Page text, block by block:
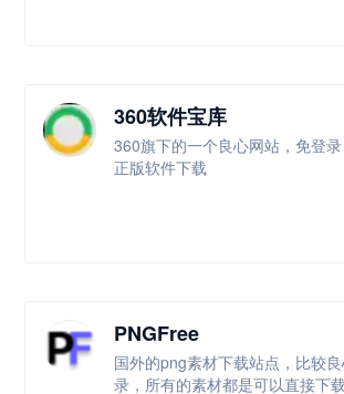
360软件宝库
360旗下的一个良心网站，免登
正版软件下载
PNGFree
国外的png素材下载站点，比较
录，所有的素材都是可以直接下